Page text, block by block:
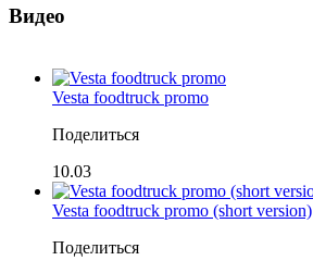
Видео
Vesta foodtruck promo
Поделиться
10.03
Vesta foodtruck promo (short version)
Поделиться